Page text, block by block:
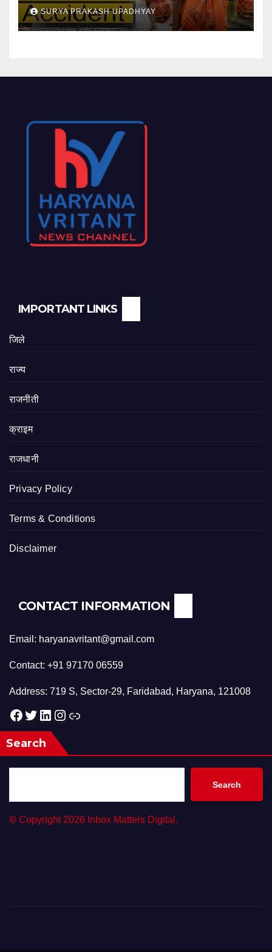
SURYA PRAKASH UPADHYAY
IMPORTANT LINKS
जिले
राज्य
राजनीती
क्राइम
राजधानी
Privacy Policy
Terms & Conditions
Disclaimer
CONTACT INFORMATION
Email: haryanavritant@gmail.com
Contact: +91 97170 06559
Address: 719 S, Sector-29, Faridabad, Haryana, 121008
Facebook Twitter LinkedIn Instagram Link
Search
Search
© Copyright 2026 Inbox Matters Digital.